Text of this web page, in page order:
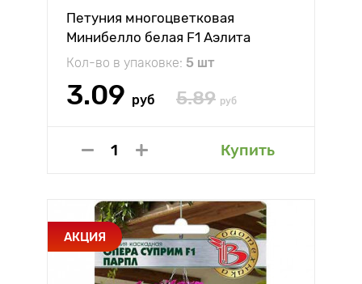
Петуния многоцветковая
Минибелло белая F1 Аэлита
Кол-во в упаковке: 5 шт
3.09 руб 5.89 руб
Купить
АКЦИЯ